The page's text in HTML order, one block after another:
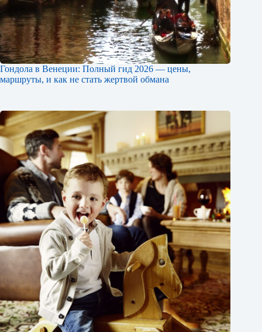
Гондола в Венеции: Полный гид 2026 — цены,
маршруты, и как не стать жертвой обмана